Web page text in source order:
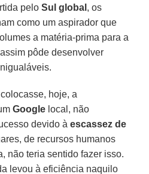
peloSul global , os
como um aspirador que
a matéria-prima para a
pôde desenvolver
hoje, a
Google local, não
devido àescassez de
de recursos humanos
não teria sentido fazer isso.
levou à eficiência naquilo